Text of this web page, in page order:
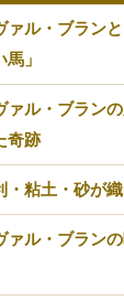
ァル・ブラン
」
ァル・ブラン
奇跡
・粘土・砂が
ァル・ブラン